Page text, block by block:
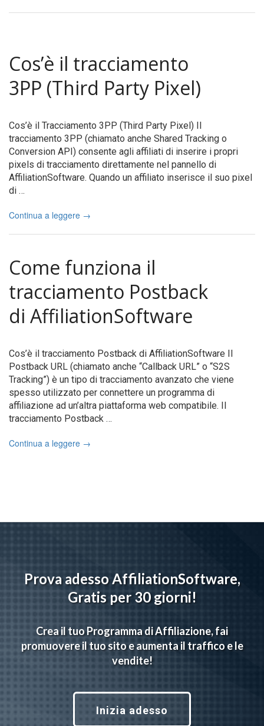
Cos’è il tracciamento
3PP (Third Party Pixel)
Cos’è il Tracciamento 3PP (Third Party Pixel) Il
tracciamento 3PP (chiamato anche Shared Tracking o
Conversion API) consente agli affiliati di inserire i propri
pixels di tracciamento direttamente nel pannello di
AffiliationSoftware. Quando un affiliato inserisce il suo pixel
di …
Continua a leggere →
Come funziona il
tracciamento Postback
di AffiliationSoftware
Cos’è il tracciamento Postback di AffiliationSoftware Il
Postback URL (chiamato anche “Callback URL” o “S2S
Tracking”) è un tipo di tracciamento avanzato che viene
spesso utilizzato per connettere un programma di
affiliazione ad un’altra piattaforma web compatibile. Il
tracciamento Postback …
Continua a leggere →
Prova adesso AffiliationSoftware,
Gratis per 30 giorni!
Crea il tuo Programma di Affiliazione, fai
promuovere il tuo sito e aumenta il traffico e le
vendite!
Inizia adesso